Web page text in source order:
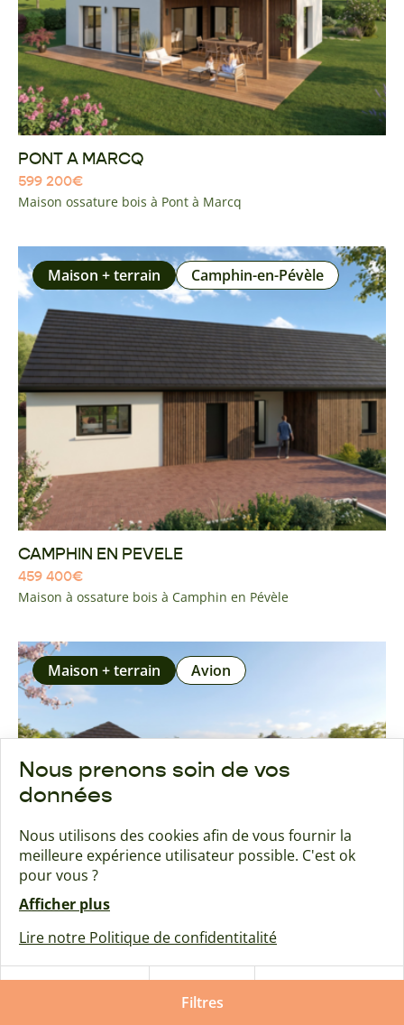
Filtres
PONT A MARCQ
599 200€
Maison ossature bois à Pont à Marcq
Maison + terrain Camphin-en-Pévèle
CAMPHIN EN PEVELE
459 400€
Maison à ossature bois à Camphin en Pévèle
Maison + terrain Avion
AVION
318 200€
Maison à ossature bois à Avion
Nous prenons soin de vos
données
Nous utilisons des cookies afin de vous fournir la
meilleure expérience utilisateur possible. C'est ok
pour vous ?
Afficher plus
Lire notre Politique de confidentitalité
Paramétrer